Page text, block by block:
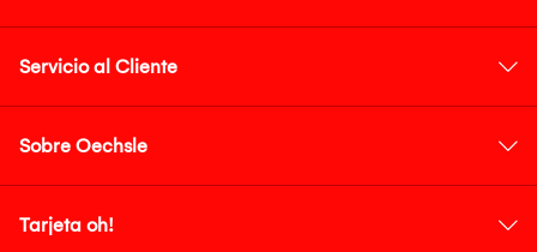
Servicio al Cliente
Sobre Oechsle
Tarjeta oh!